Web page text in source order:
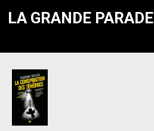
LA GRANDE PARADE